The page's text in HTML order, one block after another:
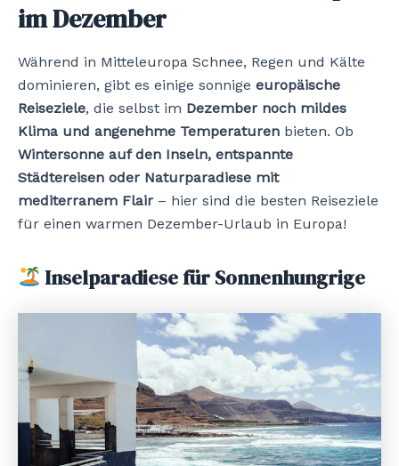
im Dezember
Während in Mitteleuropa Schnee, Regen und Kälte
dominieren, gibt es einige sonnige europäische
Reiseziele, die selbst im Dezember noch mildes
Klima und angenehme Temperaturen bieten. Ob
Wintersonne auf den Inseln, entspannte
Städtereisen oder Naturparadiese mit
mediterranem Flair – hier sind die besten Reiseziele
für einen warmen Dezember-Urlaub in Europa!
Inselparadiese für Sonnenhungrige